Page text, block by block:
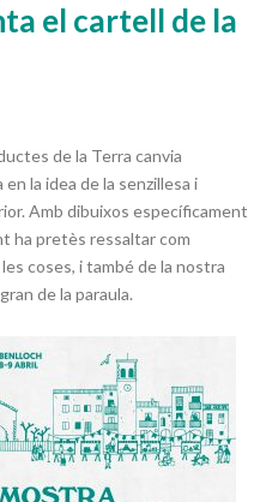
el cartell de la
de la Terra canvia
la idea de la senzillesa i
Amb dibuixos específicament
ha pretès ressaltar com
coses, i també de la nostra
de la paraula.